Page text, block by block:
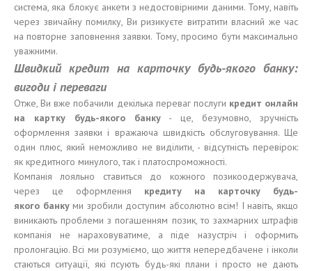
система, яка блокує анкети з недостовірними даними. Тому, навіть
через звичайну помилку, Ви ризикуєте витратити власний же час
на повторне заповнення заявки. Тому, просимо бути максимально
уважними.
Швидкий кредит на карточку будь-якого банку:
вигоди і переваги
Отже, Ви вже побачили декілька переваг послуги кредит онлайн
на картку будь-якого банку- це, безумовно, зручність
оформлення заявки і вражаюча швидкість обслуговування. Ще
один плюс, який неможливо не виділити, - відсутність перевірок:
як кредитного минулого, так і платоспроможності.
Компанія лояльно ставиться до кожного позикоодержувача,
через це оформлення кредиту на карточку будь-
якого банкуми зробили доступим абсолютно всім! І навіть, якщо
виникають проблеми з погашенням позик, то захмарних штрафів
компанія не нараховуватиме, а піде назустріч і оформить
пролонгацію. Всі ми розуміємо, що життя непередбачене і інколи
стаються ситуації, які псують будь-які плани і просто не дають